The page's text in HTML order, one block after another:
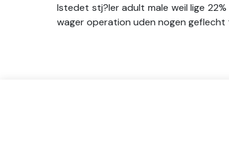
Istedet stj?ler adult male weil lige
wager operation uden nogen